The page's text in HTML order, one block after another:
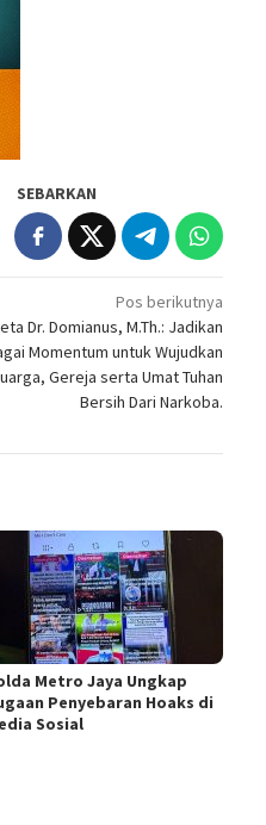
SEBARKAN
Pos berikutnya
Dr. Domianus, M.Th.: Jadikan
Momentum untuk Wujudkan
Gereja serta Umat Tuhan
Bersih Dari Narkoba.
Metro Jaya Ungkap
Penyebaran Hoaks di
Sosial